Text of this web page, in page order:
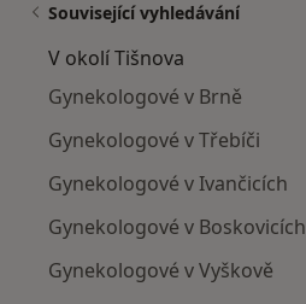
Související vyhledávání
V okolí Tišnova
Gynekologové v Brně
Gynekologové v Třebíči
Gynekologové v Ivančicích
Gynekologové v Boskovicích
Gynekologové v Vyškově